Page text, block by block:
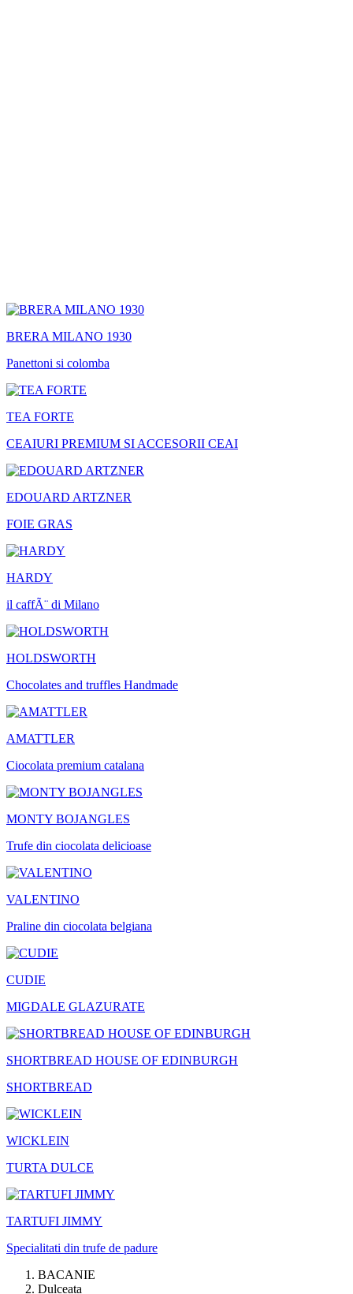
BRERA MILANO 1930
Panettoni si colomba
TEA FORTE
CEAIURI PREMIUM SI ACCESORII CEAI
EDOUARD ARTZNER
FOIE GRAS
HARDY
il caffÃ¨ di Milano
HOLDSWORTH
Chocolates and truffles Handmade
AMATTLER
Ciocolata premium catalana
MONTY BOJANGLES
Trufe din ciocolata delicioase
VALENTINO
Praline din ciocolata belgiana
CUDIE
MIGDALE GLAZURATE
SHORTBREAD HOUSE OF EDINBURGH
SHORTBREAD
WICKLEIN
TURTA DULCE
TARTUFI JIMMY
Specialitati din trufe de padure
BACANIE
Dulceata